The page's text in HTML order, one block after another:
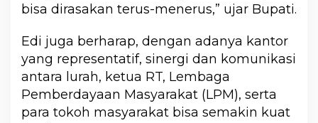
bisa dirasakan terus-menerus,” ujar Bupati.
Edi juga berharap, dengan adanya kantor
yang representatif, sinergi dan komunikasi
antara lurah, ketua RT, Lembaga
Pemberdayaan Masyarakat (LPM), serta
para tokoh masyarakat bisa semakin kuat